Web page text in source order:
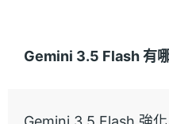
Gemini 3.5 Flash 有